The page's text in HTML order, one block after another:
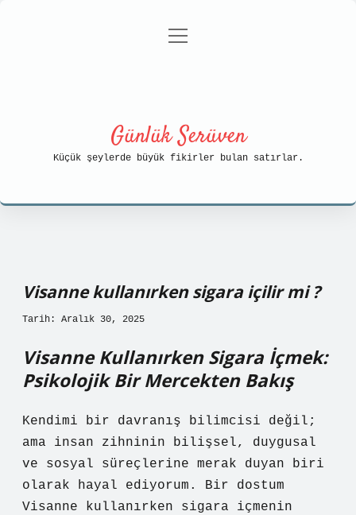
Gizlilik Politikası
menüyü
Günlük Serüven
Küçük şeylerde büyük fikirler bulan satırlar.
Visanne kullanırken sigara içilir mi ?
Tarih: Aralık 30, 2025
Visanne Kullanırken Sigara İçmek:
Psikolojik Bir Mercekten Bakış
Kendimi bir davranış bilimcisi değil;
ama insan zihninin bilişsel, duygusal
ve sosyal süreçlerine merak duyan biri
olarak hayal ediyorum. Bir dostum
Visanne kullanırken sigara içmenin